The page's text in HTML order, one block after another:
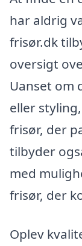
har aldrig
frisør.dk
oversigt
Uanset om
eller
frisør, der
tilbyder
med
frisør, der
Oplev